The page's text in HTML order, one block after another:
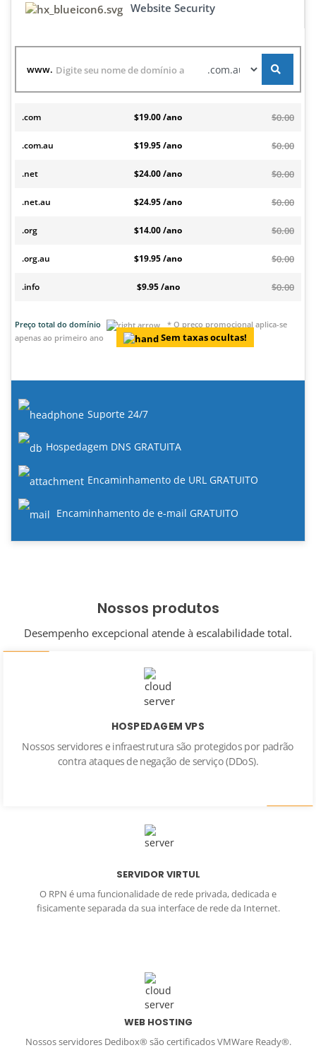
Website Security
www.
.com $19.00 /ano $0.00
.com.au $19.95 /ano $0.00
.net $24.00 /ano $0.00
.net.au $24.95 /ano $0.00
.org $14.00 /ano $0.00
.org.au $19.95 /ano $0.00
.info $9.95 /ano $0.00
Preço total do domínio
* O preço promocional aplica-se
apenas ao primeiro ano
Sem taxas ocultas!
Suporte 24/7
Hospedagem DNS GRATUITA
Encaminhamento de URL GRATUITO
Encaminhamento de e-mail GRATUITO
Nossos produtos
Desempenho excepcional atende à escalabilidade total.
HOSPEDAGEM VPS
Nossos servidores e infraestrutura são protegidos por padrão
contra ataques de negação de serviço (DDoS).
SERVIDOR VIRTUL
O RPN é uma funcionalidade de rede privada, dedicada e
fisicamente separada da sua interface de rede da Internet.
WEB HOSTING
Nossos servidores Dedibox® são certificados VMWare Ready®.